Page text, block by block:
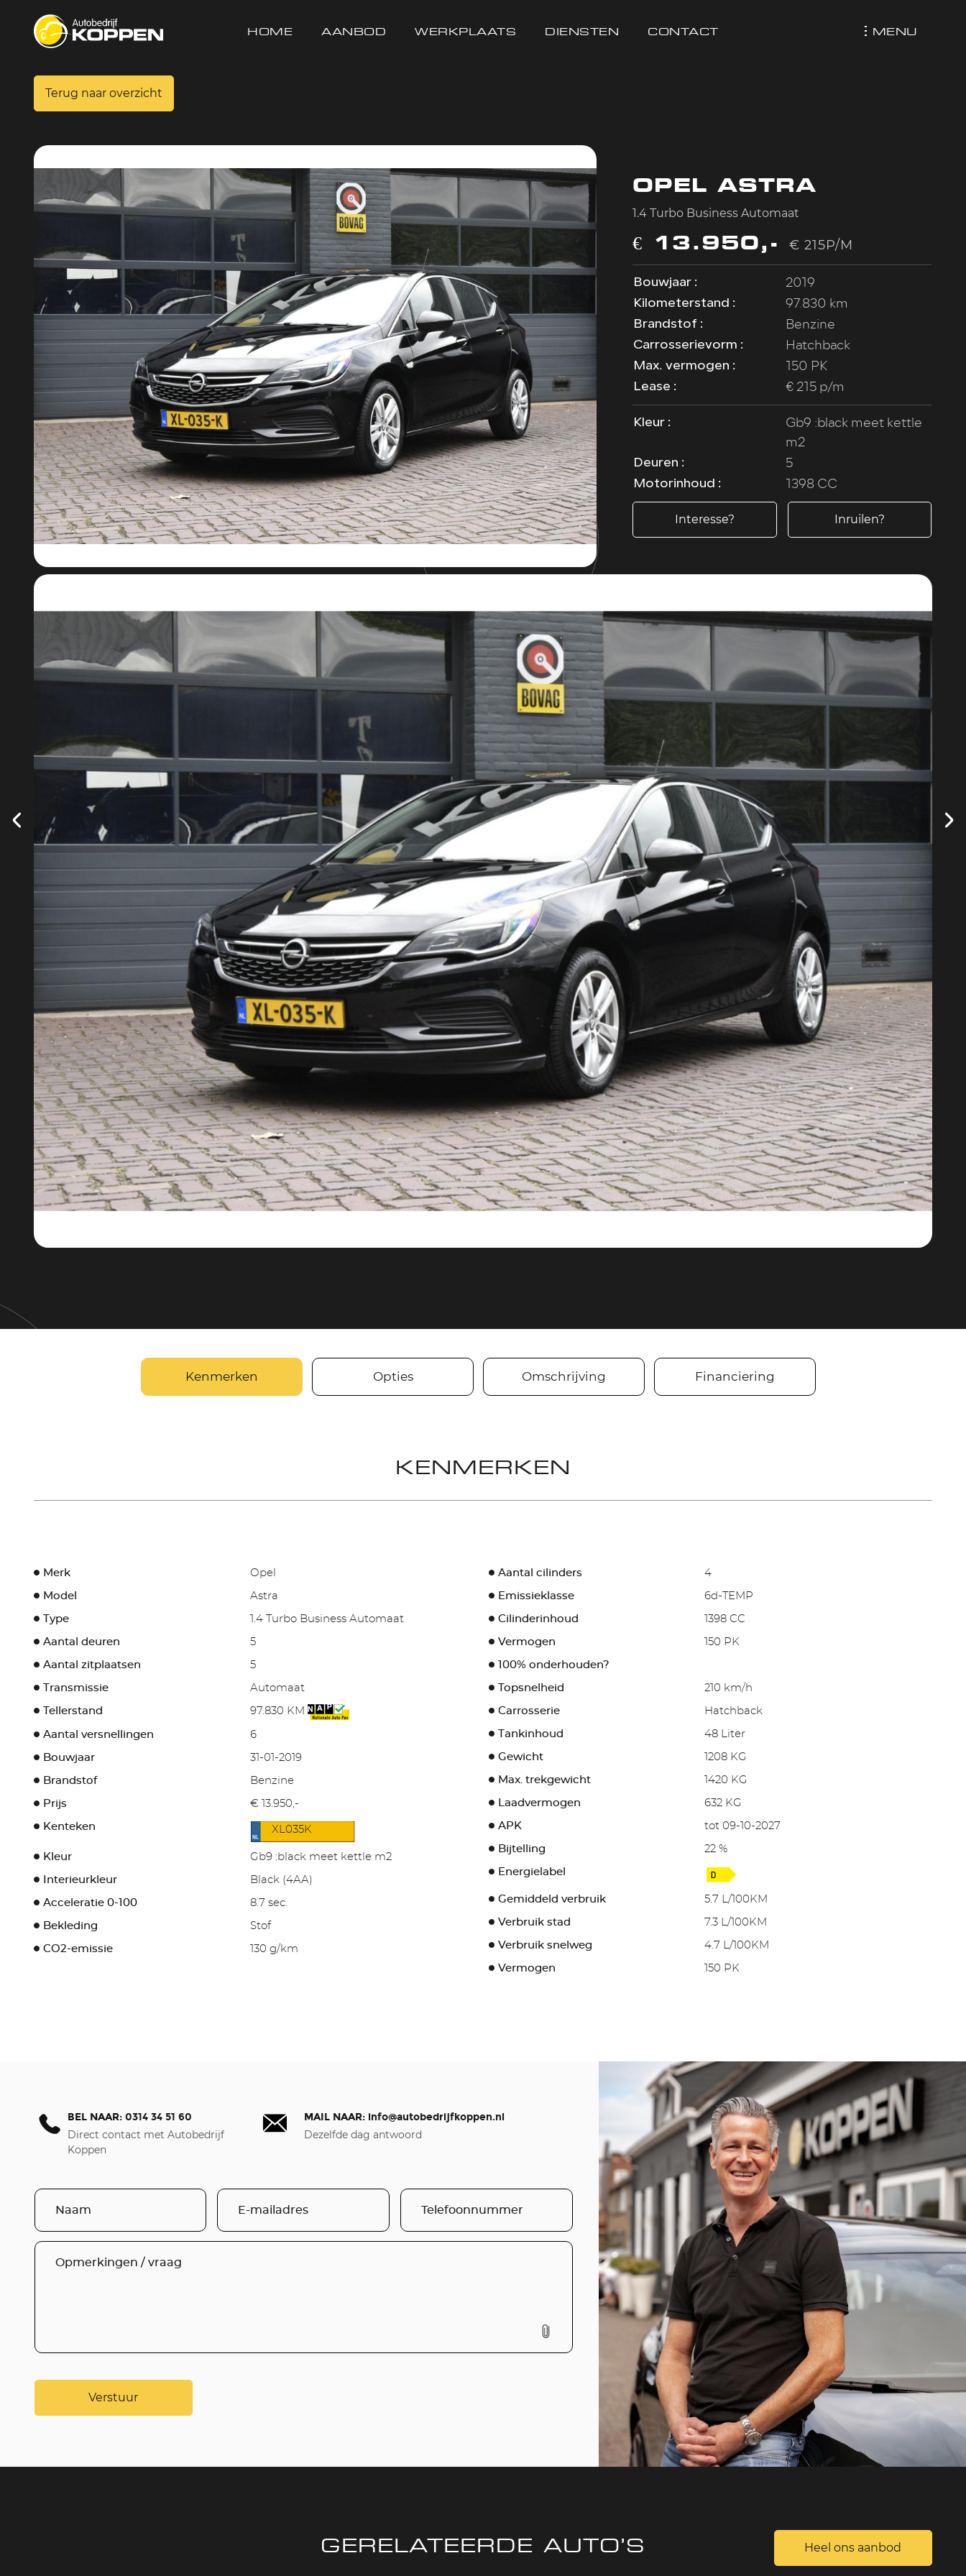
HOME AANBOD WERKPLAATS DIENSTEN CONTACT MENU
Terug naar overzicht
OPEL ASTRA
1.4 Turbo Business Automaat
€ 13.950,-€ 215P/M
Bouwjaar : 2019
Kilometerstand : 97.830 km
Brandstof : Benzine
Carrosserievorm : Hatchback
Max. vermogen : 150 PK
Lease : € 215 p/m
Kleur :
Gb9 :black meet kettle
m2
Deuren : 5
Motorinhoud : 1398 CC
Interesse? Inruilen?
Kenmerken Opties Omschrijving Financiering
KENMERKEN
Merk Opel
Model Astra
Type 1.4 Turbo Business Automaat
Aantal deuren 5
Aantal zitplaatsen 5
Transmissie Automaat
Tellerstand 97.830 KM
Aantal versnellingen 6
Bouwjaar 31-01-2019
Brandstof Benzine
Prijs € 13.950,-
Kenteken XL035K
Kleur Gb9 :black meet kettle m2
Interieurkleur Black (4AA)
Acceleratie 0-100 8.7 sec.
Bekleding Stof
CO2-emissie 130 g/km
Aantal cilinders 4
Emissieklasse 6d-TEMP
Cilinderinhoud 1398 CC
Vermogen 150 PK
100% onderhouden?
Topsnelheid 210 km/h
Carrosserie Hatchback
Tankinhoud 48 Liter
Gewicht 1208 KG
Max. trekgewicht 1420 KG
Laadvermogen 632 KG
APK tot 09-10-2027
Bijtelling 22 %
Energielabel
Gemiddeld verbruik 5.7 L/100KM
Verbruik stad 7.3 L/100KM
Verbruik snelweg 4.7 L/100KM
Vermogen 150 PK
BEL NAAR:0314 34 51 60
Direct contact met Autobedrijf
Koppen
MAIL NAAR: info@autobedrijfkoppen.nl
Dezelfde dag antwoord
Verstuur
GERELATEERDE AUTO’S Heel ons aanbod